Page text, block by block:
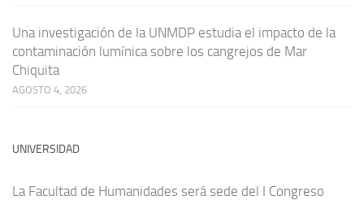
Una investigación de la UNMDP estudia el impacto de la
contaminación lumínica sobre los cangrejos de Mar
Chiquita
AGOSTO 4, 2026
UNIVERSIDAD
La Facultad de Humanidades será sede del I Congreso